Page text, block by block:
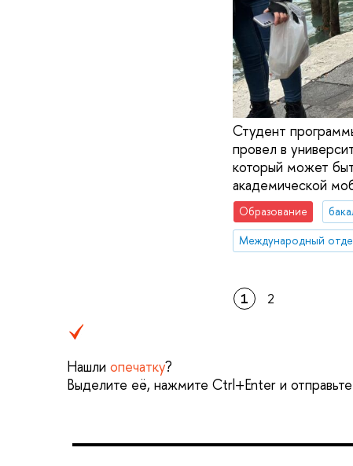
Студент
провел в
который может
академической
Образование
Международный
1 2
Нашли опечатку?
Выделите её, нажмите Ctrl+Enter и